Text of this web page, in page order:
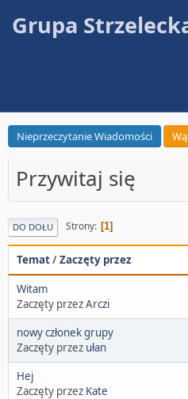
Grupa
Nieprzeczytanie Wiadomości
Przywitaj się
DO DOŁU Strony 1
Temat/Zaczęty przez
Witam
Zaczęty przezArczi
nowy członek grupy
Zaczęty przez ułan
Hej
Zaczęty przez Kate